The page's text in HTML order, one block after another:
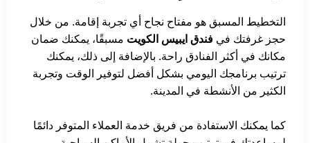
التخطيط المسبق هو مفتاح نجاح أي تجربة إقامة. من خلال
حجز غرفتك في فندق ايبيس الكويت مسبقًا، يمكنك ضمان
مكانك في أكثر الفنادق راحة. بالإضافة إلى ذلك، يمكنك
ترتيب برنامجك اليومي بشكل أفضل لتوفير الوقت وتجربة
الكثير من الأنشطة في المدينة.
كما يمكنك الاستفادة من فريق خدمة العملاء المتوفر دائمًا